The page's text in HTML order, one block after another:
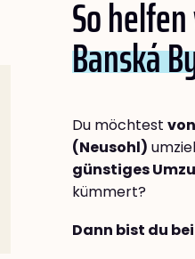
So
Banská
Du möchtest
(Neusohl)
günstiges
kümmert?
Dann bist du